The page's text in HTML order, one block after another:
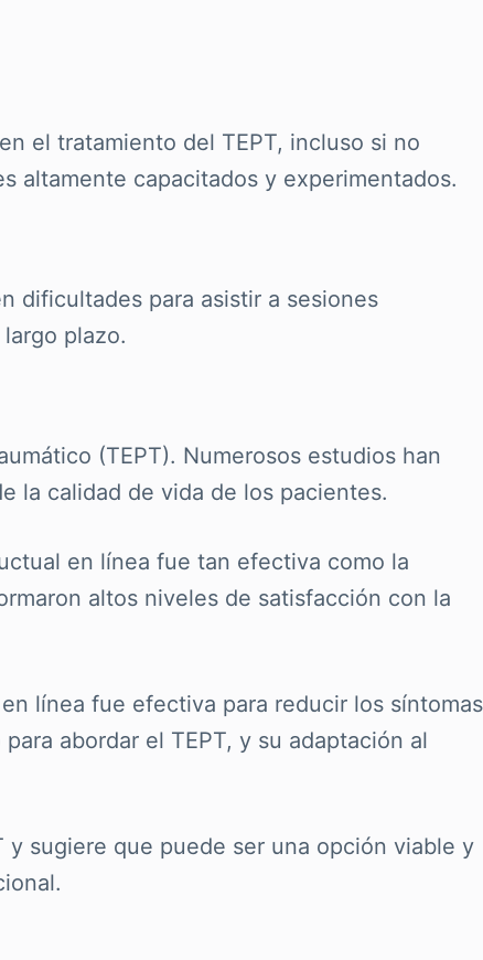
el tratamiento del TEPT, incluso si no
altamente capacitados y experimentados.
dificultades para asistir a sesiones
plazo.
(TEPT). Numerosos estudios han
la calidad de vida de los pacientes.
en línea fue tan efectiva como la
altos niveles de satisfacción con la
línea fue efectiva para reducir los síntomas
abordar el TEPT, y su adaptación al
sugiere que puede ser una opción viable y